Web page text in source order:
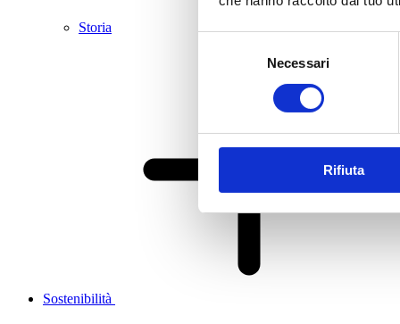
Necessari
Rifiuta
Storia
Sostenibilità